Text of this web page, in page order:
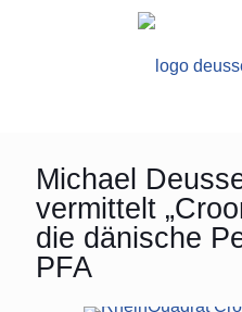
Michael
vermittelt
die dänische
PFA